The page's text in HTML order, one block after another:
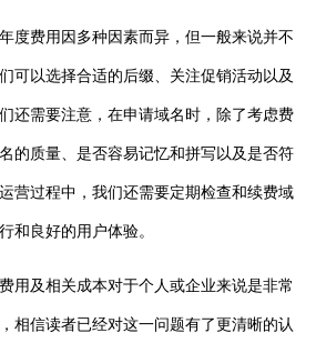
费用因多种因素而异，但一般来说并不
可以选择合适的后缀、关注促销活动以及
还需要注意，在申请域名时，除了考虑费
的质量、是否容易记忆和拼写以及是否符
营过程中，我们还需要定期检查和续费域
和良好的用户体验。
用及相关成本对于个人或企业来说是非常
相信读者已经对这一问题有了更清晰的认